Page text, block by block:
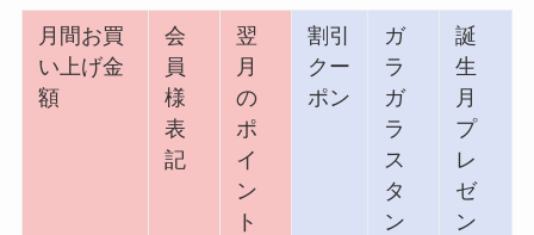
月間お買
い上げ金
額
会
員
様
表
記
翌
月
の
ポ
イ
ン
ト
割引
クー
ポン
ガ
ラ
ガ
ラ
ス
タ
ン
誕
生
月
プ
レ
ゼ
ン